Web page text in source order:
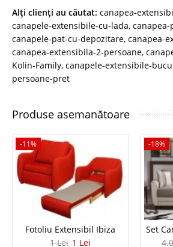
Alţi clienţi au căutat: canapea-
canapele-extensibile-cu-lada,
canapele-pat-cu-depozitare, canapea-
canapea-extensibila-2-persoane,
Kolin-Family, canapele-extensibile-
persoane-pret
Produse asemanătoare
-11%
Fotoliu Extensibil Ibiza
1 Lei 1 Lei
-18%
Set